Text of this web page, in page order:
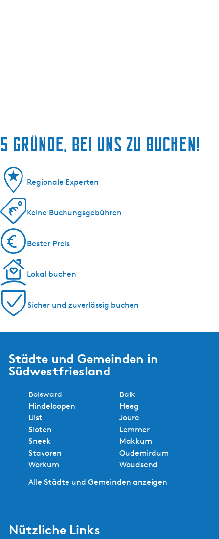
5 Gründe, bei uns zu buchen!
Regionale Experten
Keine Buchungsgebühren
Bester Preis
Lokal buchen
Sicher und zuverlässig buchen
Städte und Gemeinden in
Südwestfriesland
Bolsward
Balk
Hindeloopen
Heeg
IJlst
Joure
Sloten
Lemmer
Sneek
Makkum
Stavoren
Oudemirdum
Workum
Woudsend
Alle Städte und Gemeinden anzeigen
Nützliche Links